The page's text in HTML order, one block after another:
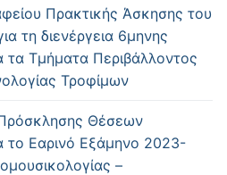
Πρακτικής Άσκησης του
τη διενέργεια 6μηνης
τα Τμήματα Περιβάλλοντος
Τροφίμων
Θέσεων
το Εαρινό Εξάμηνο 2023-
–